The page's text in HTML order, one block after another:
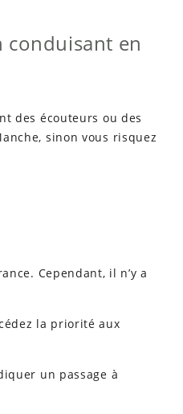
conduisant en
des écouteurs ou des
sinon vous risquez
Cependant, il n’y a
la priorité aux
un passage à